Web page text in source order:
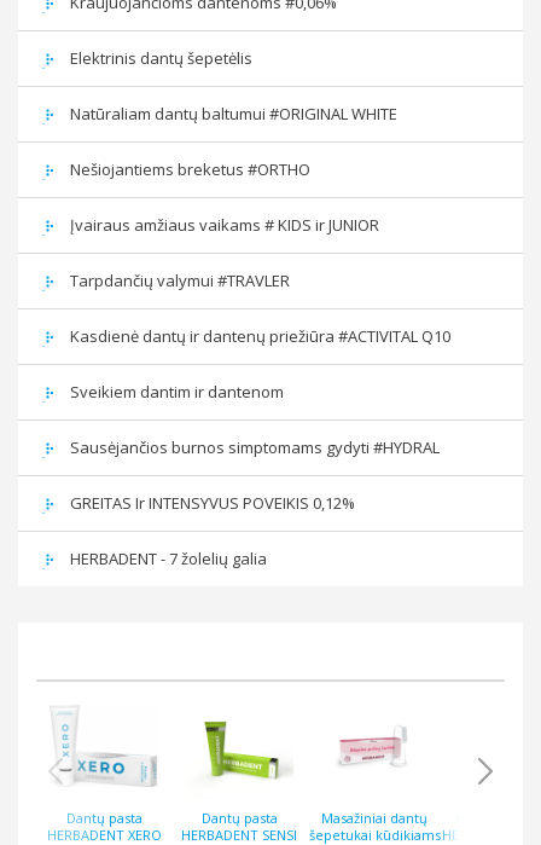
Elektrinis dantų šepetėlis
Natūraliam dantų baltumui #ORIGINAL WHITE
Nešiojantiems breketus #ORTHO
Įvairaus amžiaus vaikams # KIDS ir JUNIOR
Tarpdančių valymui #TRAVLER
Kasdienė dantų ir dantenų priežiūra #ACTIVITAL Q10
Sveikiem dantim ir dantenom
Sausėjančios burnos simptomams gydyti #HYDRAL
GREITAS Ir INTENSYVUS POVEIKIS 0,12%
HERBADENT - 7 žolelių galia
Dantų pasta
HERBADENT XERO
Dantų pasta
HERBADENT SENSI
Masažiniai dantų
šepetukai kūdikiamsHERBADENT